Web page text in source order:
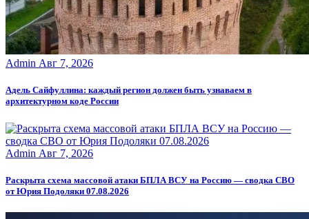
Admin Авг 7, 2026
Адель Сайфуллина: каждый регион должен быть узнаваем в
архитектурном коде России
Admin Авг 7, 2026
Раскрыта схема массовой атаки БПЛА ВСУ на Россию — сводка СВО
от Юрия Подоляки 07.08.2026